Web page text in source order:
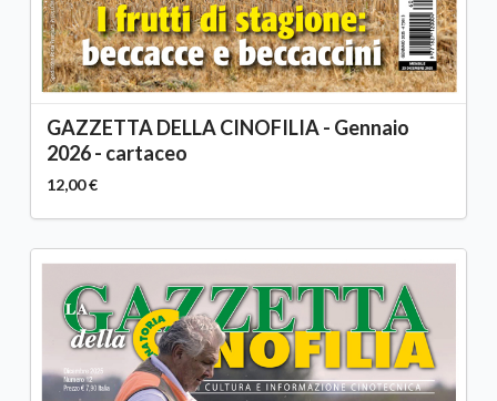
GAZZETTA DELLA CINOFILIA - Gennaio
2026 - cartaceo
12,00 €